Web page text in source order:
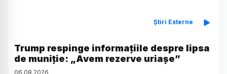
Știri Externe
Trump respinge informațiile despre lipsa
de muniție: „Avem rezerve uriașe”
06.08.2026